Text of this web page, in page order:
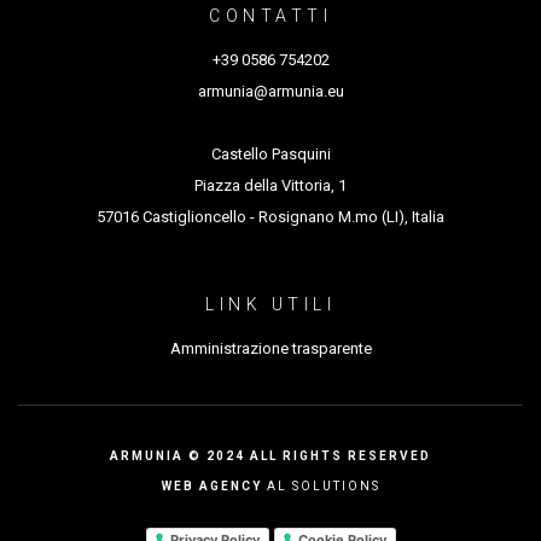
durata 20’
CONTATTI
+39 0586 754202
armunia@armunia.eu
Castello Pasquini
Piazza della Vittoria, 1
57016 Castiglioncello - Rosignano M.mo (LI), Italia
LINK UTILI
Amministrazione trasparente
ARMUNIA © 2024 ALL RIGHTS RESERVED
WEB AGENCY AL SOLUTIONS